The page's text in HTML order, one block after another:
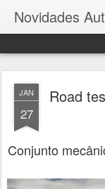
Novidades
JAN
27
Road
Conjunto